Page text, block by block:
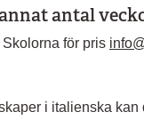
antal
för pris
i italienska